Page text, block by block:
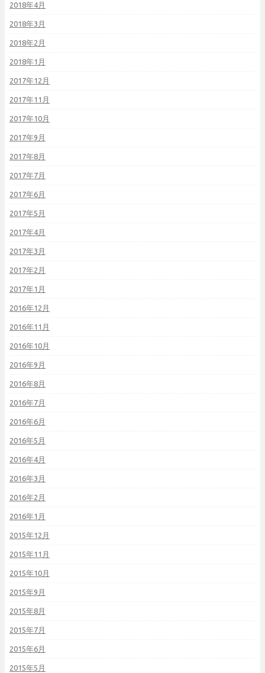
2018年4月
2018年3月
2018年2月
2018年1月
2017年12月
2017年11月
2017年10月
2017年9月
2017年8月
2017年7月
2017年6月
2017年5月
2017年4月
2017年3月
2017年2月
2017年1月
2016年12月
2016年11月
2016年10月
2016年9月
2016年8月
2016年7月
2016年6月
2016年5月
2016年4月
2016年3月
2016年2月
2016年1月
2015年12月
2015年11月
2015年10月
2015年9月
2015年8月
2015年7月
2015年6月
2015年5月